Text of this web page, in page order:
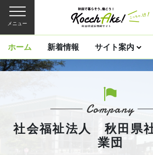
メニュー
ホーム 新着情報 サイト案内
社会福祉法人 秋田県
業団